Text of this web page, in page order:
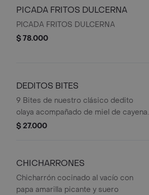
PICADA FRITOS DULCERNA
PICADA FRITOS DULCERNA
$ 78.000
DEDITOS BITES
9 Bites de nuestro clásico dedito
olaya acompañado de miel de cayena.
$ 27.000
CHICHARRONES
Chicharrón cocinado al vacío con
papa amarilla picante y suero